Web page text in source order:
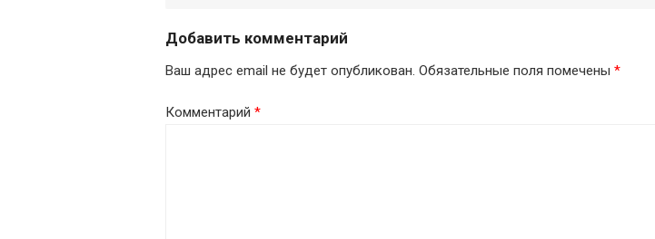
Добавить комментарий
Ваш адрес email не будет опубликован. Обязательные поля помечены *
Комментарий *